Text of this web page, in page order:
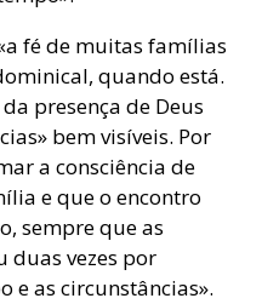
fé de muitas famílias
quando está.
presença de Deus
bem visíveis. Por
a consciência de
e que o encontro
sempre que as
vezes por
e as circunstâncias».